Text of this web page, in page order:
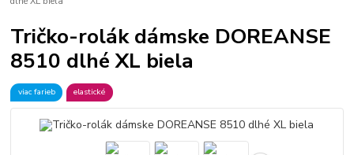
Tričko-rolák dámske DOREANSE
8510 dlhé XL biela
viac farieb elastické